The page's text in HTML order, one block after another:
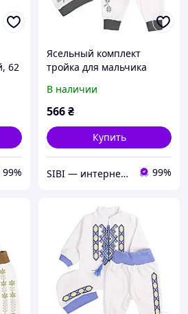
62
99%
Ясельный комплект
тройка для мальчика
В наличии
566₴
Купить
SIBI — интернет-магазин товаров для дома: текстиль, одежда для всей семьи 99%